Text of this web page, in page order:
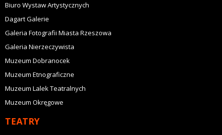
Biuro Wystaw Artystycznych
Dagart Galerie
Galeria Fotografii Miasta Rzeszowa
Galeria Nierzeczywista
Muzeum Dobranocek
Muzeum Etnograficzne
Muzeum Lalek Teatralnych
Muzeum Okręgowe
TEATRY